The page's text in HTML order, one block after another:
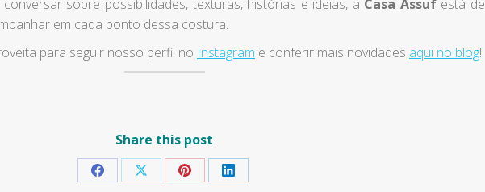
sobre possibilidades, texturas, histórias e ideias, a Casa Assufestá de
em cada ponto dessa costura.
para seguir nosso perfil no Instagram e conferir mais novidades aqui no blog!
Share this post
Share Share Share Share